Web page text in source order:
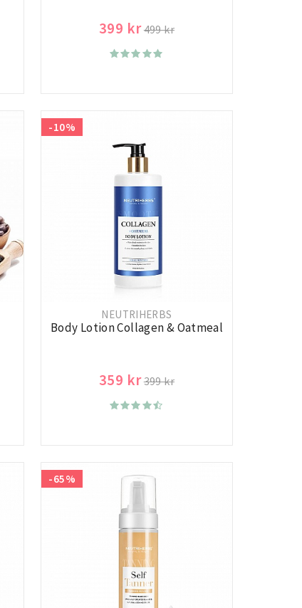
399 kr499 kr
-10%
NEUTRIHERBS
Body Lotion Collagen & Oatmeal
359 kr399 kr
-65%